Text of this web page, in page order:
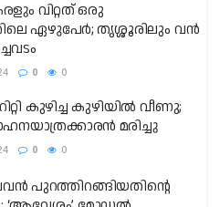
വിറ്റത് ഒരു
ഏഴുപേര്‍; തൃശ്ശൂരിലും വന്‍
0 0
കുഴിച്ച കുഴിയില്‍ വീണു;
മരിച്ചു
0 0
പുറത്തിറങ്ങിയതിന്റെ